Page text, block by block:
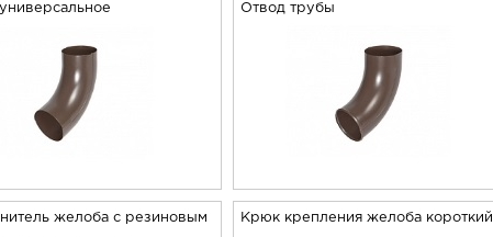
Отвод трубы
желоба с резиновым Крюк крепления желоба короткий